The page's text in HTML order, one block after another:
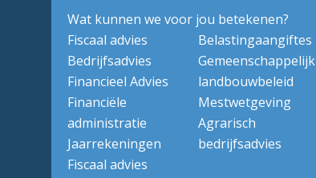
Wat kunnen we voor jou betekenen?
Fiscaal advies
Bedrijfsadvies
Financieel Advies
Financiële
administratie
Jaarrekeningen
Fiscaal advies
Belastingaangiftes
Gemeenschappelijk
landbouwbeleid
Mestwetgeving
Agrarisch
bedrijfsadvies